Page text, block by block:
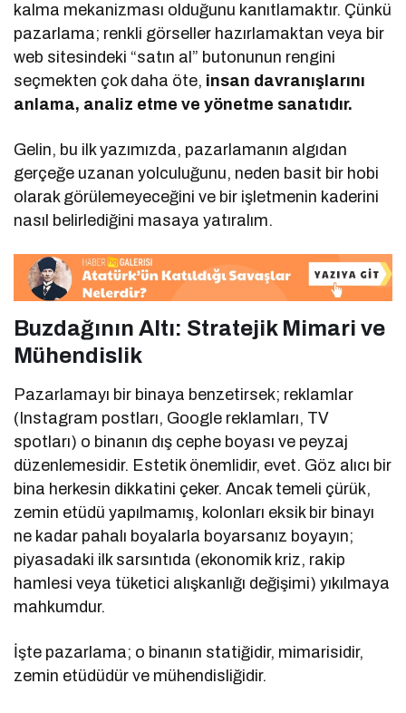
kalma mekanizması olduğunu kanıtlamaktır. Çünkü
pazarlama; renkli görseller hazırlamaktan veya bir
web sitesindeki “satın al” butonunun rengini
seçmekten çok daha öte, insan davranışlarını
anlama, analiz etme ve yönetme sanatıdır.
Gelin, bu ilk yazımızda, pazarlamanın algıdan
gerçeğe uzanan yolculuğunu, neden basit bir hobi
olarak görülemeyeceğini ve bir işletmenin kaderini
nasıl belirlediğini masaya yatıralım.
Buzdağının Altı: Stratejik Mimari ve
Mühendislik
Pazarlamayı bir binaya benzetirsek; reklamlar
(Instagram postları, Google reklamları, TV
spotları) o binanın dış cephe boyası ve peyzaj
düzenlemesidir. Estetik önemlidir, evet. Göz alıcı bir
bina herkesin dikkatini çeker. Ancak temeli çürük,
zemin etüdü yapılmamış, kolonları eksik bir binayı
ne kadar pahalı boyalarla boyarsanız boyayın;
piyasadaki ilk sarsıntıda (ekonomik kriz, rakip
hamlesi veya tüketici alışkanlığı değişimi) yıkılmaya
mahkumdur.
İşte pazarlama; o binanın statiğidir, mimarisidir,
zemin etüdüdür ve mühendisliğidir.